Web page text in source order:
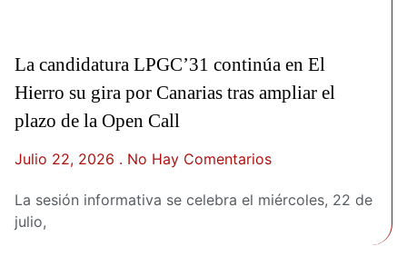
La candidatura LPGC’31 continúa en El
Hierro su gira por Canarias tras ampliar el
plazo de la Open Call
Julio 22, 2026 No Hay Comentarios
La sesión informativa se celebra el miércoles, 22 de
julio,